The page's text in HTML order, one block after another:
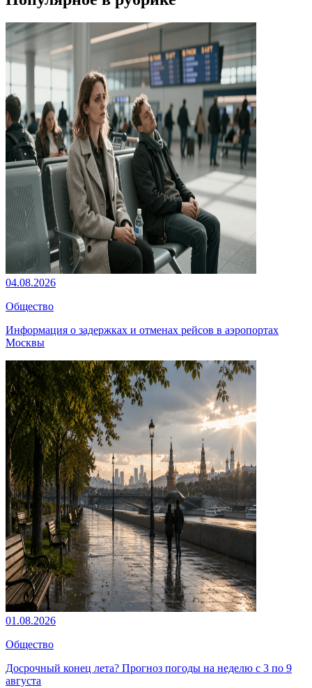
04.08.2026
Общество
Информация о задержках и отменах рейсов в аэропортах
Москвы
01.08.2026
Общество
Досрочный конец лета? Прогноз погоды на неделю с 3 по 9
августа